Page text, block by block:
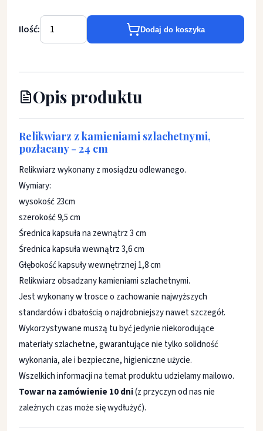
Ilość: Dodaj do koszyka
Opis produktu
Relikwiarz z kamieniami szlachetnymi,
pozłacany - 24 cm
Relikwiarz wykonany z mosiądzu odlewanego.
Wymiary:
wysokość 23cm
szerokość 9,5 cm
Średnica kapsuła na zewnątrz 3 cm
Średnica kapsuła wewnątrz 3,6 cm
Głębokość kapsuły wewnętrznej 1,8 cm
Relikwiarz obsadzany kamieniami szlachetnymi.
Jest wykonany w trosce o zachowanie najwyższych
standardów i dbałością o najdrobniejszy nawet szczegół.
Wykorzystywane muszą tu być jedynie niekorodujące
materiały szlachetne, gwarantujące nie tylko solidność
wykonania, ale i bezpieczne, higieniczne użycie.
Wszelkich informacji na temat produktu udzielamy mailowo.
Towar na zamówienie 10 dni(z przyczyn od nas nie
zależnych czas może się wydłużyć).